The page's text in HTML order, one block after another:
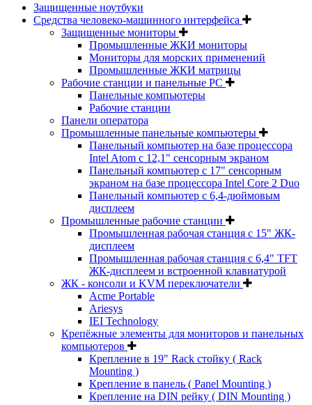
Защищенные ноутбуки
Средства человеко-машинного интерфейса
Защищенные мониторы
Промышленные ЖКИ мониторы
Мониторы для морских применений
Промышленные ЖКИ матрицы
Рабочие станции и панельные РС
Панельные компьютеры
Рабочие станции
Панели оператора
Промышленные панельные компьютеры
Панельный компьютер на базе процессора
Intel Atom с 12,1" сенсорным экраном
Панельный компьютер с 17" сенсорным
экраном на базе процессора Intel Core 2 Duo
Панельный компьютер с 6,4-дюймовым
дисплеем
Промышленные рабочие станции
Промышленная рабочая станция с 15" ЖК-
дисплеем
Промышленная рабочая станция с 6,4" TFT
ЖК-дисплеем и встроенной клавиатурой
ЖК - консоли и KVM переключатели
Acme Portable
Ariesys
IEI Technology
Крепёжные элементы для мониторов и панельных
компьютеров
Крепление в 19" Rack стойку ( Rack
Mounting )
Крепление в панель ( Panel Mounting )
Крепление на DIN рейку ( DIN Mounting )